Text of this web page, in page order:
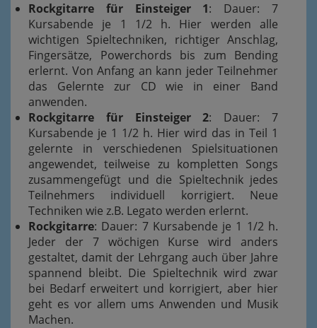
Rockgitarre für Einsteiger 1: Dauer: 7
Kursabende je 1 1/2 h. Hier werden alle
wichtigen Spieltechniken, richtiger Anschlag,
Fingersätze, Powerchords bis zum Bending
erlernt. Von Anfang an kann jeder Teilnehmer
das Gelernte zur CD wie in einer Band
anwenden.
Rockgitarre für Einsteiger 2: Dauer: 7
Kursabende je 1 1/2 h. Hier wird das in Teil 1
gelernte in verschiedenen Spielsituationen
angewendet, teilweise zu kompletten Songs
zusammengefügt und die Spieltechnik jedes
Teilnehmers individuell korrigiert. Neue
Techniken wie z.B. Legato werden erlernt.
Rockgitarre: Dauer: 7 Kursabende je 1 1/2 h.
Jeder der 7 wöchigen Kurse wird anders
gestaltet, damit der Lehrgang auch über Jahre
spannend bleibt. Die Spieltechnik wird zwar
bei Bedarf erweitert und korrigiert, aber hier
geht es vor allem ums Anwenden und Musik
Machen.